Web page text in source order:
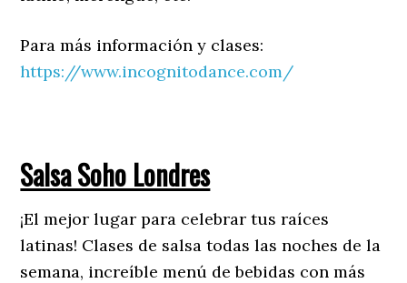
Para más información y clases:
https://www.incognitodance.com/
Salsa Soho Londres
¡El mejor lugar para celebrar tus raíces
latinas! Clases de salsa todas las noches de la
semana, increíble menú de bebidas con más